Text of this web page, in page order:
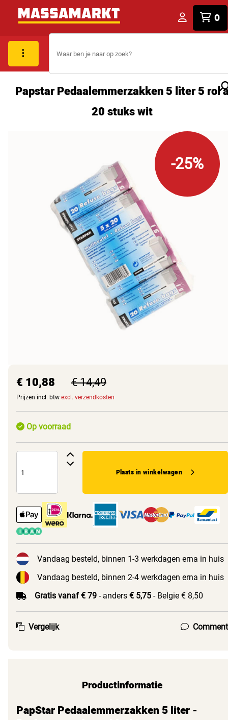
0
Papstar Pedaalemmerzakken 5 liter 5 rol
20 stuks wit
-25%
€ 10,88 € 14,49
Prijzen incl. btw excl. verzendkosten
Op voorraad
Plaats in winkelwagen
Vandaag besteld, binnen 1-3 werkdagen erna in huis
Vandaag besteld, binnen 2-4 werkdagen erna in huis
Gratis vanaf € 79 - anders € 5,75 - Belgie € 8,50
Vergelijk Comment
Productinformatie
PapStar Pedaalemmerzakken 5 liter -